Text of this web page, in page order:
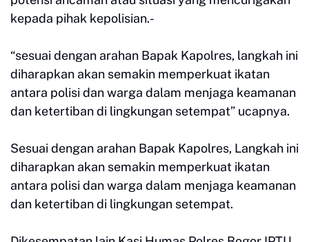
kepada pihak kepolisian.-
“sesuai dengan arahan Bapak Kapolres, langkah ini
diharapkan akan semakin memperkuat ikatan
antara polisi dan warga dalam menjaga keamanan
dan ketertiban di lingkungan setempat” ucapnya.
Sesuai dengan arahan Bapak Kapolres, Langkah ini
diharapkan akan semakin memperkuat ikatan
antara polisi dan warga dalam menjaga keamanan
dan ketertiban di lingkungan setempat.